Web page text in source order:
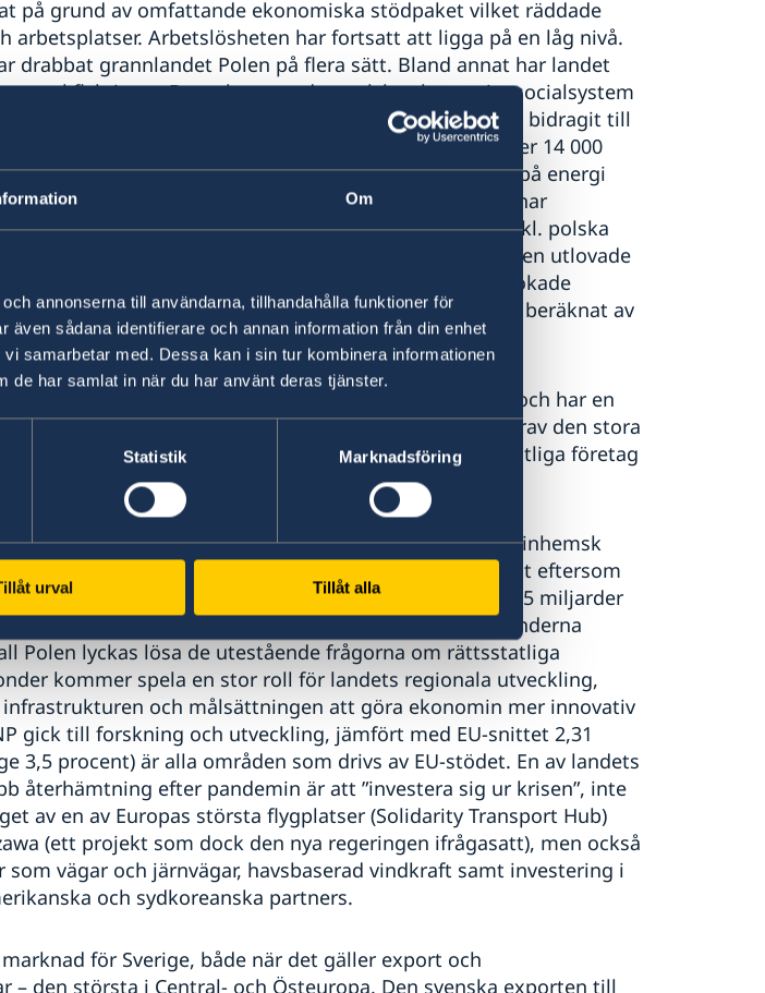
Om
annonserna till användarna, tillhandahålla funktioner för
sådana identifierare och annan information från din enhet
samarbetar med. Dessa kan i sin tur kombinera informationen
de har samlat in när du har använt deras tjänster.
Statistik Marknadsföring
urval Tillåt alla
på grund av omfattande ekonomiska stödpaket vilket räddade
arbetsplatser. Arbetslösheten har fortsatt att ligga på en låg nivå.
drabbat grannlandet Polen på flera sätt. Bland annat har landet
antal flyktingar. Detta har satt den polska ekonomin, socialsystem
tryck men också fyllt luckor på arbetsmarknaden och bidragit till
Bland annat har ukrainska medborgare etablerat över 14 000
början, mest inom service. Det höga kostnadsläget på energi
också på insatsvaror som gödsel som kriget medfört, har
stora delar av befolkningen, särskilt utsatta grupper inkl. polska
småjordbrukare. De sociala reformer som PiS-regeringen utlovade
driver vidare, kommer att tillsammans med ökade
skapa ett av EU största budgetunderskott, beräknat av
av BNP.
ekonomin är dock stabil, är idag väl diversifierad och har en
majoriteten av företagen är små och medelstora, varav den stora
försörjer de flesta, samtidigt som ett antal stora statliga företag
sektorer som t.ex. den viktiga energisektorn.
drivs framför allt av export, industriproduktion och inhemsk
EU-stödet är också av betydelse för Polens starka tillväxt eftersom
Polen kommer under 2021–2027 kunna erhålla 76,5 miljarder
och 59,8 miljarder ur återhämtningsfonderna
Polen lyckas lösa de utestående frågorna om rättsstatliga
kommer spela en stor roll för landets regionala utveckling,
och målsättningen att göra ekonomin mer innovativ
gick till forskning och utveckling, jämfört med EU-snittet 2,31
3,5 procent) är alla områden som drivs av EU-stödet. En av landets
återhämtning efter pandemin är att ”investera sig ur krisen”, inte
av en av Europas största flygplatser (Solidarity Transport Hub)
(ett projekt som dock den nya regeringen ifrågasatt), men också
vägar och järnvägar, havsbaserad vindkraft samt investering i
och sydkoreanska partners.
för Sverige, både när det gäller export och
– den största i Central- och Östeuropa. Den svenska exporten till